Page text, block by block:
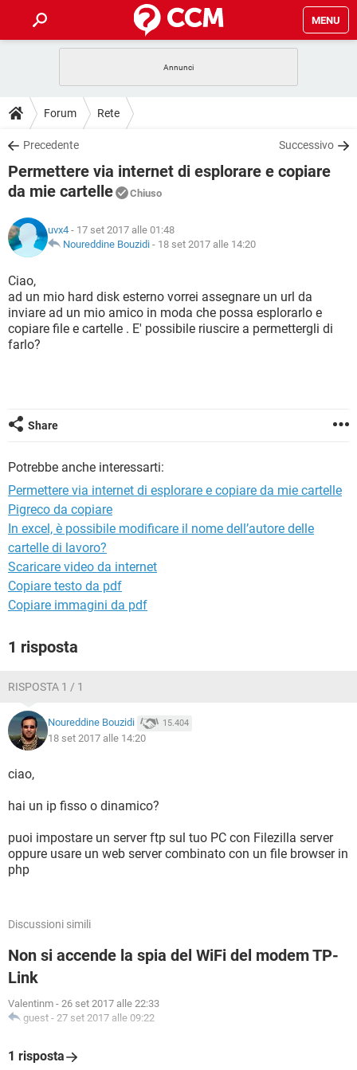
MENU
INTRATTENIMENTO
iOS
INSTAGRAM WHATSAPP
TIKTOK
HARDWARE
GUIDE
COVID-19
iOS
TIKTOK FACEBOOK
DOWNLOAD
COVID-19 GAMING
INTRATTENIMENTO
iOS
INSTAGRAM
TIKTOK
HARDWARE
FORUM
INTRATTENIMENTO ANDROID
INSTAGRAM WHATSAPP
TIKTOK FACEBOOK
HARDWARE
GLOSSARIO
COVID-19
INTRATTENIMENTO
iOS WINDOWS 10
INSTAGRAM WHATSAPP
Forum Rete
Precedente Successivo
Permettere via internet di esplorare e copiare
da mie cartelle
Chiuso
uvx4 - 17 set 2017 alle 01:48
Noureddine Bouzidi - 18 set 2017 alle 14:20
Ciao,
ad un mio hard disk esterno vorrei assegnare un url da
inviare ad un mio amico in moda che possa esplorarlo e
copiare file e cartelle . E' possibile riuscire a permettergli di
farlo?
Share
Potrebbe anche interessarti:
Permettere via internet di esplorare e copiare da mie cartelle
Pigreco da copiare
In excel, è possibile modificare il nome dell’autore delle
cartelle di lavoro?
Scaricare video da internet
Copiare testo da pdf
Copiare immagini da pdf
1 risposta
RISPOSTA 1 / 1
Noureddine Bouzidi 15.404
18 set 2017 alle 14:20
ciao,
hai un ip fisso o dinamico?
puoi impostare un server ftp sul tuo PC con Filezilla server
oppure usare un web server combinato con un file browser in
php
Discussioni simili
Non si accende la spia del WiFi del modem TP-
Link
Valentinm - 26 set 2017 alle 22:33
guest - 27 set 2017 alle 09:22
1 risposta